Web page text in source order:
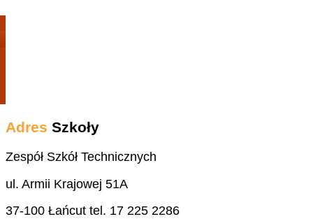
Adres Szkoły
Zespół Szkół Technicznych
ul. Armii Krajowej 51A
37-100 Łańcut tel. 17 225 2286